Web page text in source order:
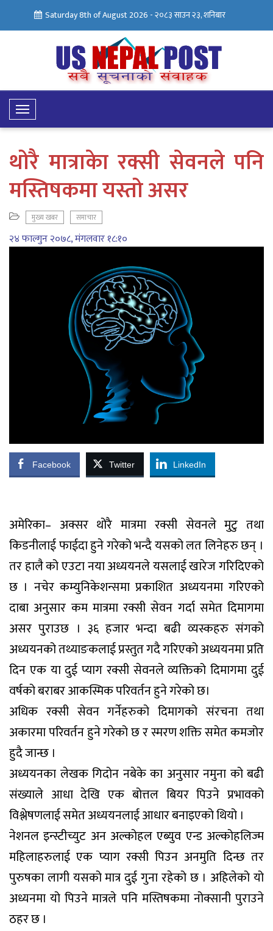
Saturday 8th of August 2026 -२०८३ साउन २३, शनिबार
Toggle
Navigation
थोरै मात्राकेा रक्सी सेवनले पनि
मस्तिषकमा यस्तो असर
मुख्य खबर समाचार
२४ फाल्गुन २०७८, मंगलवार १८:१०
Facebook Twitter LinkedIn
अमेरिका– अक्सर थोरै मात्रमा रक्सी सेवनले मुटु तथा
किडनीलाई फाईदा हुने गरेको भन्दै यसको लत लिनेहरु छन् ।
तर हालै को एउटा नया अध्ययनले यसलाई खारेज गरिदिएको
छ । नचेर कम्युनिकेशन्समा प्रकाशित अध्ययनमा गरिएको
दाबा अनुसार कम मात्रमा रक्सी सेवन गर्दा समेत दिमागमा
असर पुराउछ । ३६ हजार भन्दा बढी व्यस्कहरु संगको
अध्ययनको तथ्याङकलाई प्रस्तुत गदै गरिएको अध्ययनमा प्रति
दिन एक या दुई प्याग रक्सी सेवनले व्यक्तिको दिमागमा दुई
वर्षको बराबर आकस्मिक परिवर्तन हुने गरेको छ।
अधिक रक्सी सेवन गर्नेहरुको दिमागको संरचना तथा
अकारमा परिवर्तन हुने गरेको छ र स्मरण शक्ति समेत कमजोर
हुदै जान्छ ।
अध्ययनका लेखक गिदोन नबेके का अनुसार नमुना को बढी
संख्याले आधा देखि एक बोत्तल बियर पिउने प्रभावको
विश्लेषणलाई समेत अध्ययनलाई आधार बनाइएको थियो ।
नेशनल इन्स्टीच्युट अन अल्कोहल एब्युव एन्ड अल्कोहलिज्म
महिलाहरुलाई एक प्याग रक्सी पिउन अनमुति दिन्छ तर
पुरुषका लागी यसको मात्र दुई गुना रहेको छ । अहिलेको यो
अध्यनमा यो पिउने मात्रले पनि मस्तिषकमा नोक्सानी पुराउने
ठहर छ ।